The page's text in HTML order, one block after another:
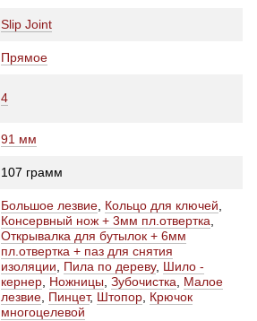
Slip Joint
Прямое
4
91 мм
107 грамм
Большое лезвие, Кольцо для ключей,
Консервный нож + 3мм пл.отвертка,
Открывалка для бутылок + 6мм
пл.отвертка + паз для снятия
изоляции, Пила по дереву, Шило -
кернер, Ножницы, Зубочистка, Малое
лезвие, Пинцет, Штопор, Крючок
многоцелевой